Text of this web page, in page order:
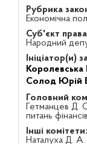
Рубрика
Економічна
Суб'єкт права
Народний
Ініціатор(и)
Королевська
Солод Юрій
Головний
Гетманцев Д.
питань
Інші комітети:
Наталуха Д. А.